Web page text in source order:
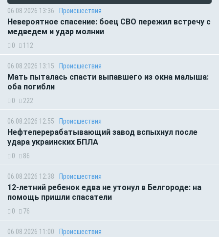
06.08.2026 13:36 Происшествия
Невероятное спасение: боец СВО пережил встречу с
медведем и удар молнии
0 112
06.08.2026 13:15 Происшествия
Мать пыталась спасти выпавшего из окна малыша:
оба погибли
0 222
06.08.2026 12:55 Происшествия
Нефтеперерабатывающий завод вспыхнул после
удара украинских БПЛА
0 86
06.08.2026 12:38 Происшествия
12-летний ребенок едва не утонул в Белгороде: на
помощь пришли спасатели
0 76
06.08.2026 11:00 Происшествия